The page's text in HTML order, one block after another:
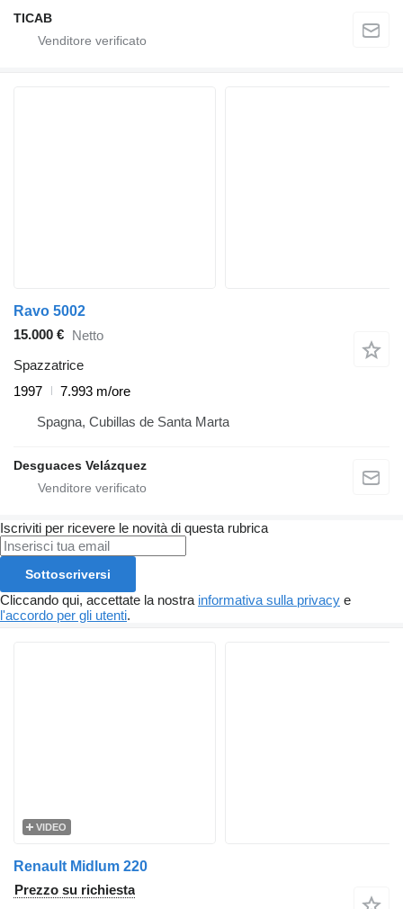
TICAB
Ravo 5002
15.000 € Netto
Spazzatrice
1997
7.993 m/ore
Spagna, Cubillas de Santa Marta
Desguaces Velázquez
Iscriviti per ricevere le novità di questa rubrica
Sottoscriversi
Cliccando qui, accettate la nostra informativa sulla privacy e
l'accordo per gli utenti.
VIDEO
Renault Midlum 220
Prezzo su richiesta